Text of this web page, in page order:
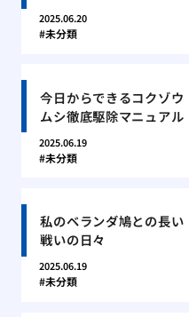
2025.06.20
未分類
今日からできるコクゾウ
ムシ徹底駆除マニュアル
2025.06.19
未分類
私のベランダ鳩との長い
戦いの日々
2025.06.19
未分類